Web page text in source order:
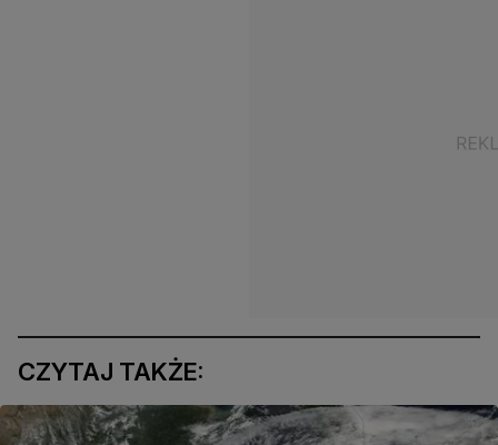
CZYTAJ TAKŻE: